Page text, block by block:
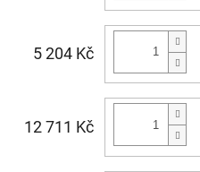
5 204 Kč
12 711 Kč